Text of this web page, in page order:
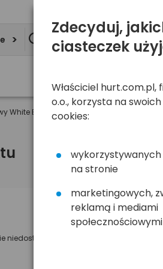
Energy do laptopów Dell 19.5V/3.34A
niedostępny
Powiadom mnie
Zdecyduj,
ciasteczek
Właściciel hurt.com.pl,
o.o., korzysta na
cookies:
na stronie
marketingowych,
reklamą i mediami
społecznościowymi